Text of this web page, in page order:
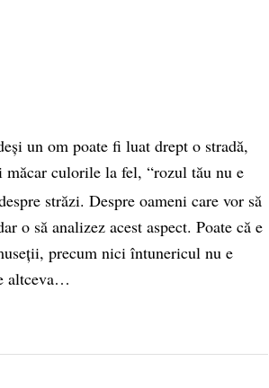
un om poate fi luat drept o stradă,
măcar culorile la fel, “rozul tău nu e
străzi. Despre oameni care vor să
o să analizez acest aspect. Poate că e
precum nici întunericul nu e
altceva…